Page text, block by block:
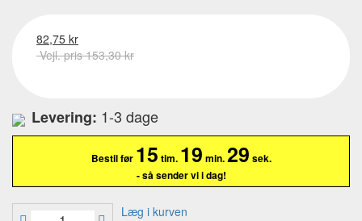
82,75 kr
Vejl. pris 153,30 kr
Levering: 1-3 dage
Bestil før 15 tim. 19 min.28 sek.
- så sender vi i dag!
Læg i kurven